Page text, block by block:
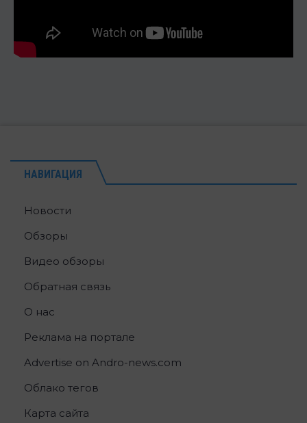
НАВИГАЦИЯ
Новости
Обзоры
Видео обзоры
Обратная связь
О нас
Реклама на портале
Advertise on Andro-news.com
Облако тегов
Карта сайта